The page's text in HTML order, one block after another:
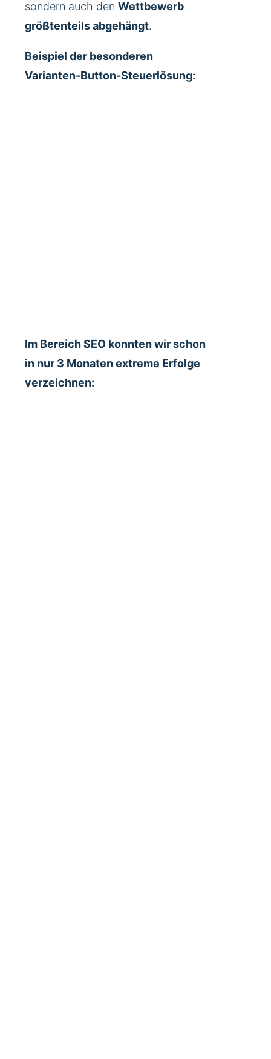
sondern auch den Wettbewerb
größtenteils abgehängt.
Beispiel der besonderen
Varianten-Button-Steuerlösung:
Im Bereich SEO konnten wir schon
in nur 3 Monaten extreme Erfolge
verzeichnen: